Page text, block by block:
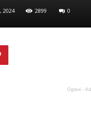
2024 2899 0
Oglasi -